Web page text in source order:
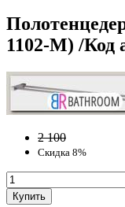
1102-M) /Код
2 100
Скидка 8%